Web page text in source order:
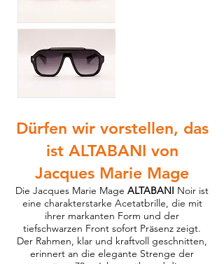
Dürfen wir vorstellen, das
ist ALTABANI von
Jacques Marie Mage
Die Jacques Marie Mage ALTABANI Noir ist
eine charakterstarke Acetatbrille, die mit
ihrer markanten Form und der
tiefschwarzen Front sofort Präsenz zeigt.
Der Rahmen, klar und kraftvoll geschnitten,
erinnert an die elegante Strenge der